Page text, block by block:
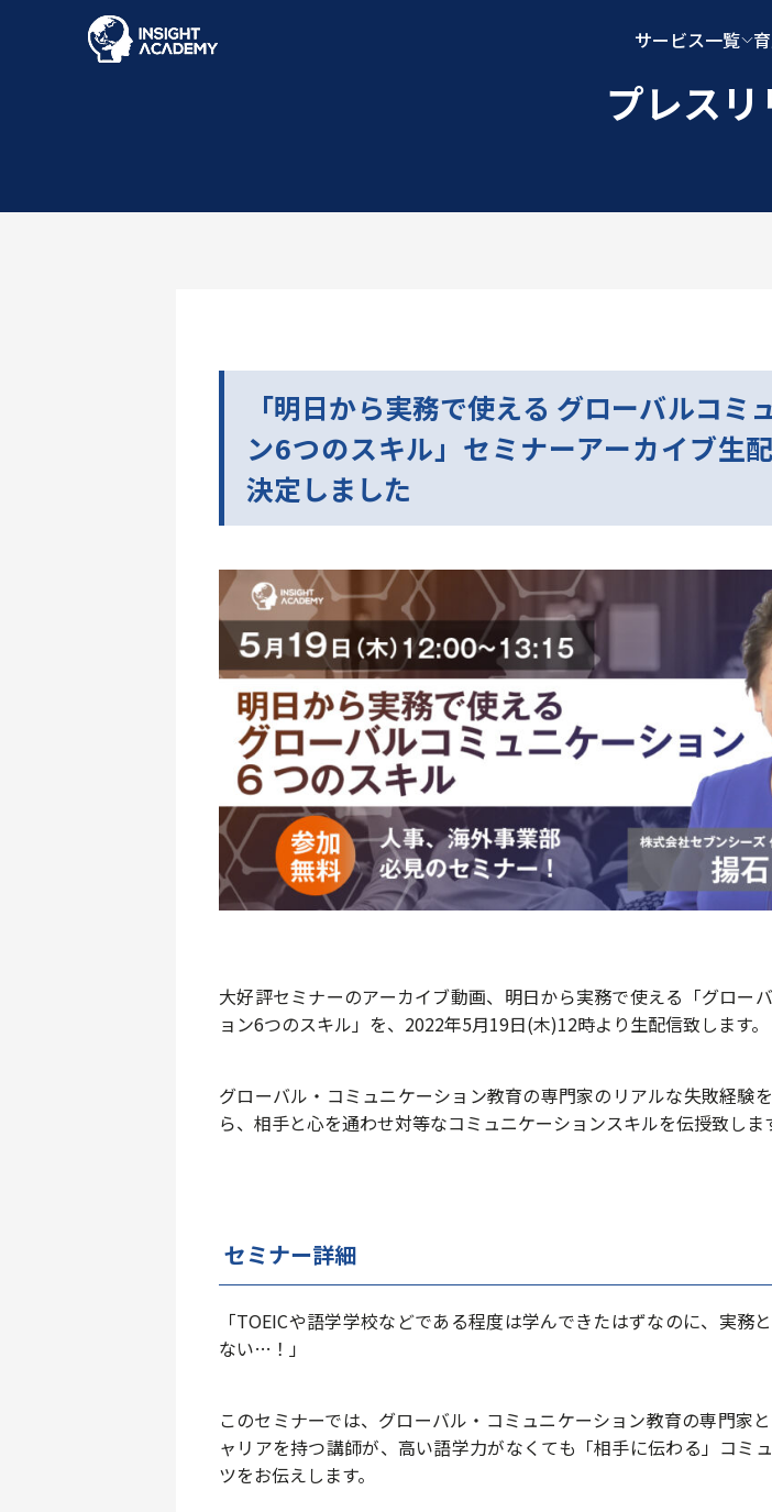
サービス一覧
プレスリ
「明日から実務で使える グローバルコミ
ン6つのスキル」セミナーアーカイブ生
決定しました
大好評セミナーのアーカイブ動画、明日から実務で使える「グロー
ョン6つのスキル」を、2022年5月19日(木)12時より生配信致します。
グローバル・コミュニケーション教育の専門家のリアルな失敗経験
ら、相手と心を通わせ対等なコミュニケーションスキルを伝授致しま
セミナー詳細
「TOEICや語学学校などである程度は学んできたはずなのに、実務
ない…！」
このセミナーでは、グローバル・コミュニケーション教育の専門家
ャリアを持つ講師が、高い語学力がなくても「相手に伝わる」コミ
ツをお伝えします。